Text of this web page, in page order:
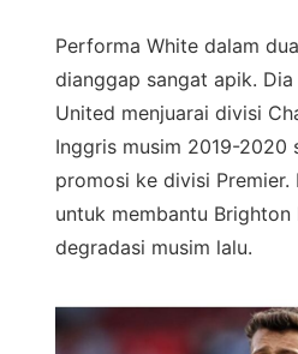
Performa White dalam
dianggap sangat apik.
United menjuarai divisi
Inggris musim 2019-2020
promosi ke divisi
untuk membantu
degradasi musim lalu.